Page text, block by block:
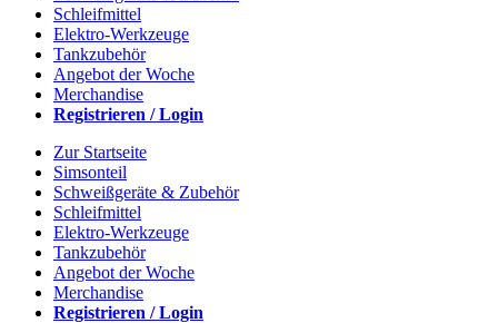
Schleifmittel
Elektro-Werkzeuge
Tankzubehör
Angebot der Woche
Merchandise
Registrieren / Login
Zur Startseite
Simsonteil
Schweißgeräte & Zubehör
Schleifmittel
Elektro-Werkzeuge
Tankzubehör
Angebot der Woche
Merchandise
Registrieren / Login